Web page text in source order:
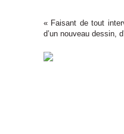
« Faisant de tout
d’un nouveau dessin,